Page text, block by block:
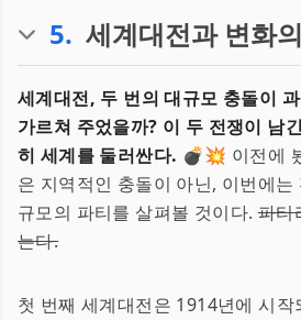
5. 세계대전과 변화
세계대전, 두 번의 대규모 충돌이
가르쳐 주었을까? 이 두 전쟁이 남
히 세계를 둘러싼다. 💣💥 이전에
은 지역적인 충돌이 아닌, 이번에는
규모의 파티를 살펴볼 것이다.파티
는다.
첫 번째 세계대전은 1914년에 시